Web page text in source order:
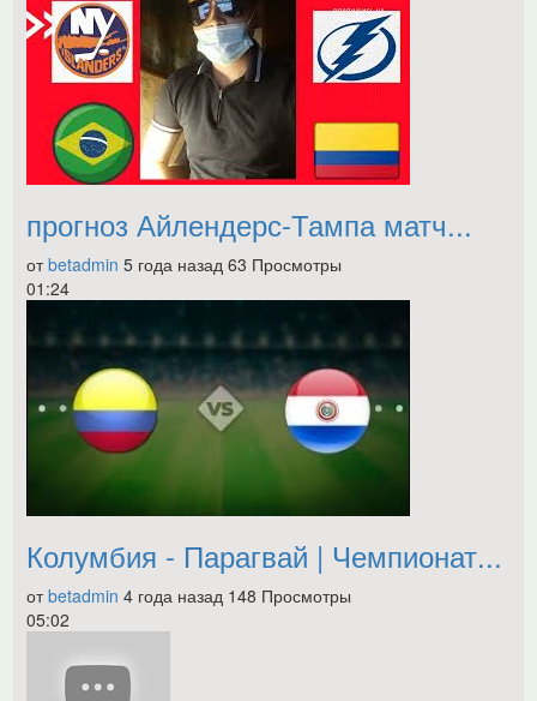
прогноз Айлендерс-Тампа матч...
отbetadmin 5 года назад 63 Просмотры
01:24
Колумбия - Парагвай | Чемпионат...
отbetadmin 4 года назад 148 Просмотры
05:02